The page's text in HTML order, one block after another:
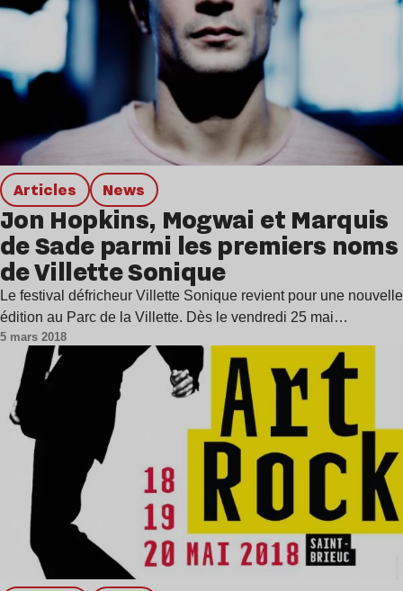
Articles news
Jon Hopkins, Mogwai et Marquis
de Sade parmi les premiers noms
de Villette Sonique
Le festival défricheur Villette Sonique revient pour une nouvelle
édition au Parc de la Villette. Dès le vendredi 25 mai…
5 mars 2018